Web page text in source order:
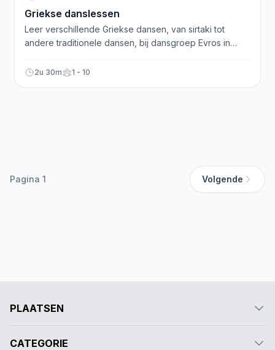
Griekse danslessen
Leer verschillende Griekse dansen, van sirtaki tot
andere traditionele dansen, bij dansgroep Evros in
2u 30m 1 - 10
Pagina 1 Volgende
PLAATSEN
CATEGORIE